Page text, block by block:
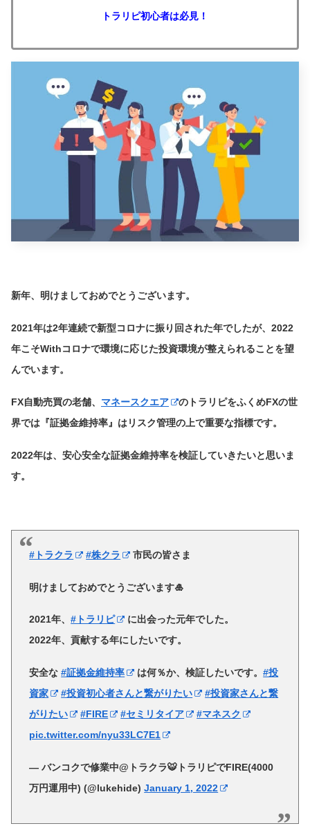
トラリピ初心者は必見！
新年、明けましておめでとうございます。
2021年は2年連続で新型コロナに振り回された年でしたが、2022
年こそWithコロナで環境に応じた投資環境が整えられることを望
んでいます。
FX自動売買の老舗、 マネースクエア
のトラリピをふくめFXの世
界では『証拠金維持率』はリスク管理の上で重要な指標です。
2022年は、安心安全な証拠金維持率を検証していきたいと思いま
す。
#トラクラ #株クラ 市民の皆さま
明けましておめでとうございます🎍
2021年、#トラリピ
に出会った元年でした。
2022年、貢献する年にしたいです。
安全な#証拠金維持率 は何％か、検証したいです。#投
資家
#投資初心者さんと繋がりたい
#投資家さんと繋
がりたい
#FIRE #セミリタイア
#マネスク
pic.twitter.com/nyu33LC7E1
— バンコクで修業中@トラクラ🐯トラリピでFIRE(4000
万円運用中) (@lukehide)January 1, 2022